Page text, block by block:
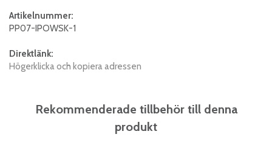
Artikelnummer:
PP07-IPOWSK-1
Direktlänk:
Högerklicka och kopiera adressen
Rekommenderade tillbehör till denna
produkt